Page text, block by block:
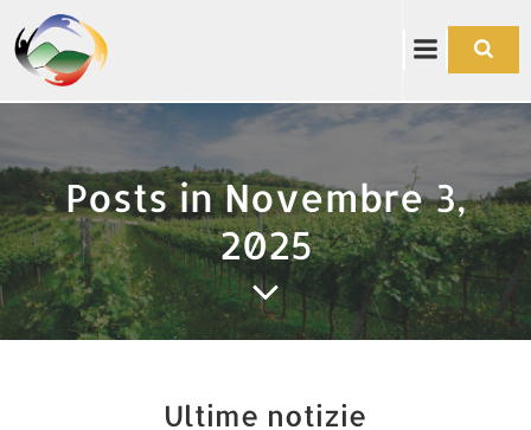
Posts in Novembre 3,
2025
Ultime notizie